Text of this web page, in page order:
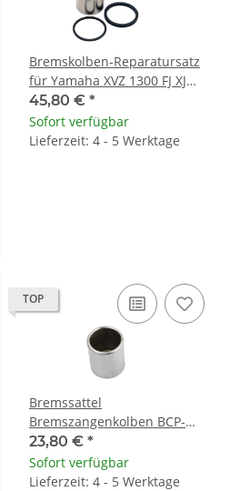
Bremskolben-Reparatursatz
für Yamaha XVZ 1300 FJ XJR
1200 FZR 1000 TDM TRX 850
45,80 € *
Sofort verfügbar
Lieferzeit: 4 - 5 Werktage
TOP
Bremssattel
Bremszangenkolben BCP-
107 für Honda CB CBX CX GL
NS RVF VF VT XBR XL
23,80 € *
Sofort verfügbar
Lieferzeit: 4 - 5 Werktage